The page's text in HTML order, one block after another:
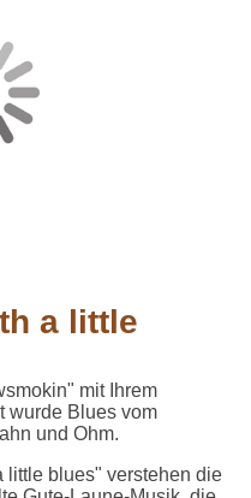
a little
mit Ihrem
wurde Blues vom
und Ohm.
little blues" verstehen die